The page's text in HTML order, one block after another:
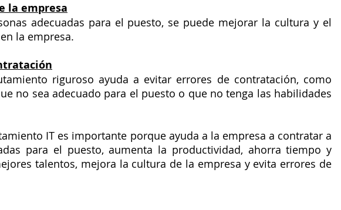
la empresa
adecuadas para el puesto, se puede mejorar la cultura y el
la empresa.
riguroso ayuda a evitar errores de contratación, como
no sea adecuado para el puesto o que no tenga las habilidades
IT es importante porque ayuda a la empresa a contratar a
para el puesto, aumenta la productividad, ahorra tiempo y
talentos, mejora la cultura de la empresa y evita errores de